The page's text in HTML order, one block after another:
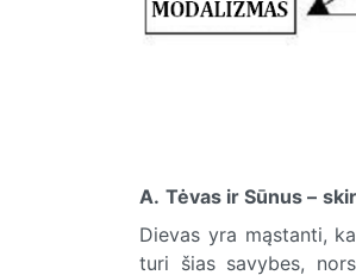
A. Tėvas ir Sūnus –
Dievas yra mąstanti,
turi šias savybes,